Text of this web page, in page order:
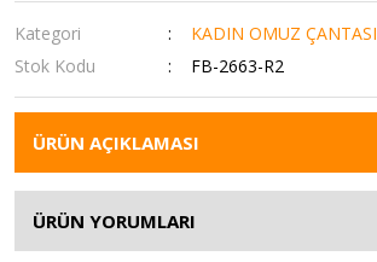
Kategori
KADIN OMUZ ÇANTASI
Stok Kodu
FB-2663-R2
ÜRÜN AÇIKLAMASI
ÜRÜN YORUMLARI